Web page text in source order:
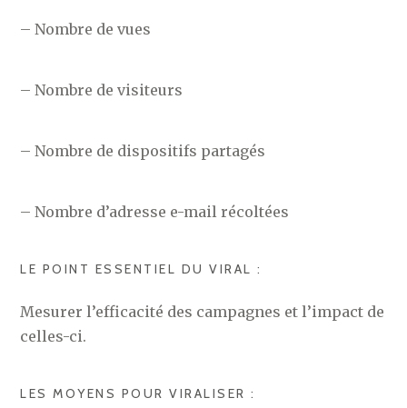
– Nombre de vues
– Nombre de visiteurs
– Nombre de dispositifs partagés
– Nombre d’adresse e-mail récoltées
LE POINT ESSENTIEL DU VIRAL :
Mesurer l’efficacité des campagnes et l’impact de
celles-ci.
LES MOYENS POUR VIRALISER :